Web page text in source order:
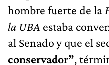
hombre fuerte de la
la UBA estaba
al Senado y que el
conservador”,